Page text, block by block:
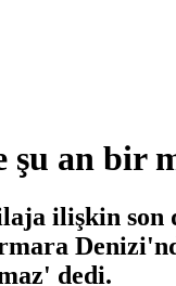
şu an bir
ilişkin son
dedi.